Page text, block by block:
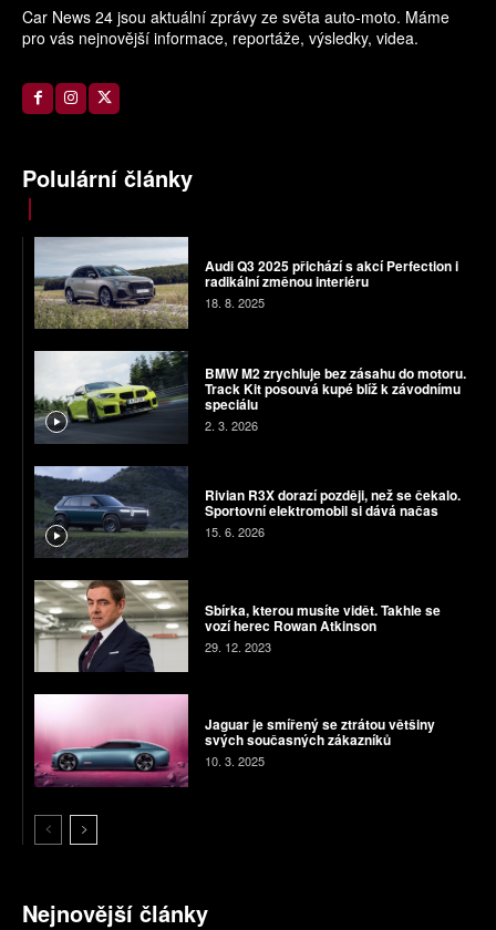
Car News 24 jsou aktuální zprávy ze světa auto-moto. Máme
pro vás nejnovější informace, reportáže, výsledky, videa.
Polulární články
Audi Q3 2025 přichází s akcí Perfection i
radikální změnou interiéru
18. 8. 2025
BMW M2 zrychluje bez zásahu do motoru.
Track Kit posouvá kupé blíž k závodnímu
speciálu
2. 3. 2026
Rivian R3X dorazí později, než se čekalo.
Sportovní elektromobil si dává načas
15. 6. 2026
Sbírka, kterou musíte vidět. Takhle se
vozí herec Rowan Atkinson
29. 12. 2023
Jaguar je smířený se ztrátou většiny
svých současných zákazníků
10. 3. 2025
Nejnovější články